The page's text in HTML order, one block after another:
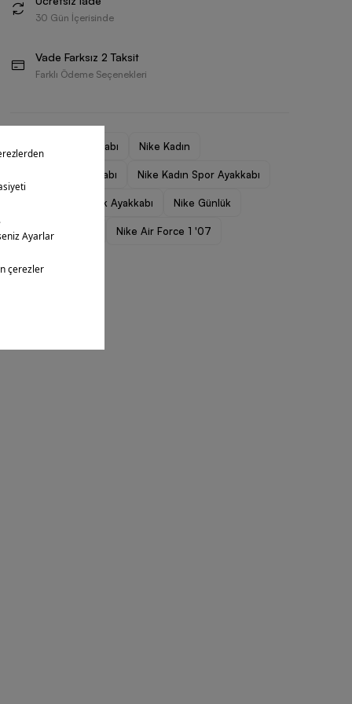
30 Gün İçerisinde
Vade Farksız 2 Taksit
Farklı Ödeme Seçenekleri
Kadın Spor Ayakkabı Nike Kadın
Nike Kadın Ayakkabı Nike Kadın Spor Ayakkabı
Nike Kadın Günlük Ayakkabı Nike Günlük
Nike Air Force 1 Nike Air Force 1 '07